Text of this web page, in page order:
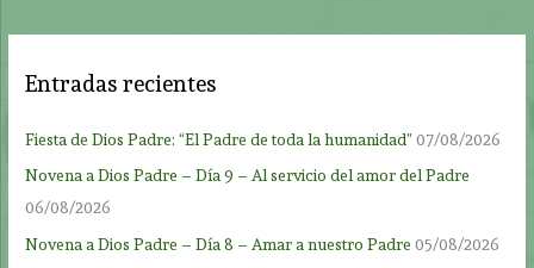
Entradas recientes
Fiesta de Dios Padre: “El Padre de toda la humanidad” 07/08/2026
Novena a Dios Padre – Día 9 – Al servicio del amor del Padre
06/08/2026
Novena a Dios Padre – Día 8 – Amar a nuestro Padre 05/08/2026